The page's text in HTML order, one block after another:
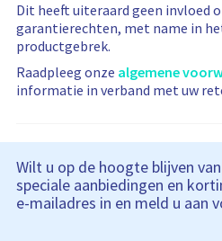
Dit heeft uiteraard geen invloed
garantierechten, met name in
productgebrek.
Raadpleeg onze algemene
informatie in verband met uw
Wilt u op de hoogte blijven
speciale aanbiedingen en
e-mailadres in en meld u aan